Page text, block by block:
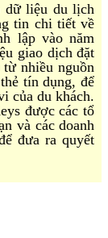
dữ liệu du lịch
tin chi tiết về
lập vào năm
giao dịch đặt
nhiều nguồn
tín dụng, để
của du khách.
được các tổ
và các doanh
đưa ra quyết